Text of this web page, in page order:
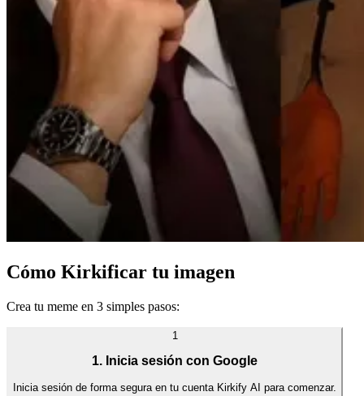
Cómo Kirkificar tu imagen
Crea tu meme en 3 simples pasos:
1
1. Inicia sesión con Google
Inicia sesión de forma segura en tu cuenta Kirkify AI para comenzar.